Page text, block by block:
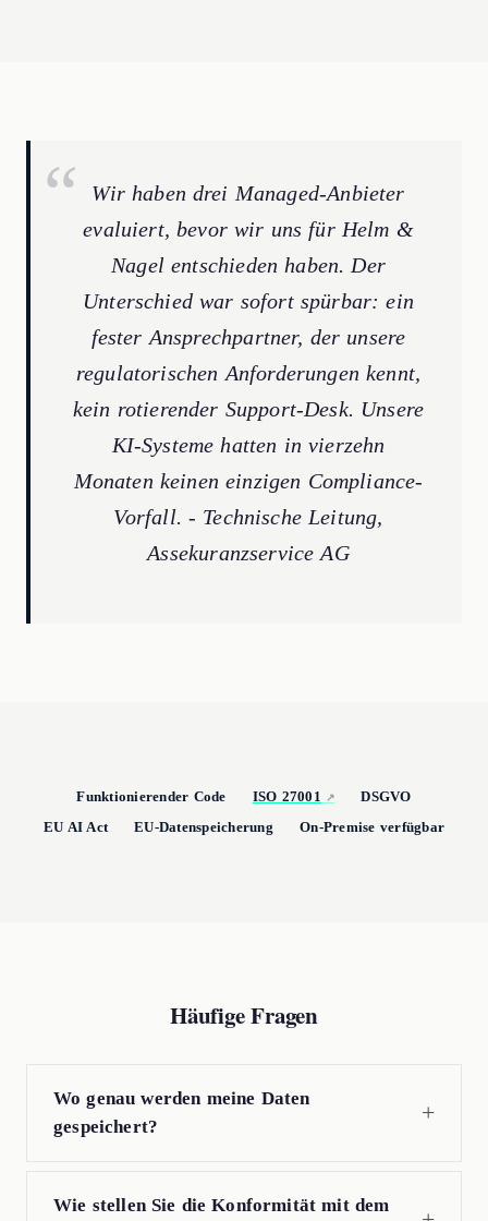
Wir haben drei Managed-Anbieter
evaluiert, bevor wir uns für Helm &
Nagel entschieden haben. Der
Unterschied war sofort spürbar: ein
fester Ansprechpartner, der unsere
regulatorischen Anforderungen kennt,
kein rotierender Support-Desk. Unsere
KI-Systeme hatten in vierzehn
Monaten keinen einzigen Compliance-
Vorfall. - Technische Leitung,
Assekuranzservice AG
Funktionierender Code ISO 27001
DSGVO
EU AI Act
EU-Datenspeicherung On-Premise verfügbar
Häufige Fragen
Wo genau werden meine Daten
gespeichert?
Wie stellen Sie die Konformität mit dem